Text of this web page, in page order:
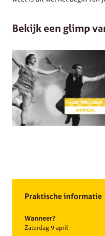
Bekijk een glimp
Praktische informatie
Wanneer?
Zaterdag 9 april